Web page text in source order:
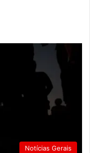
Notícias Gerais